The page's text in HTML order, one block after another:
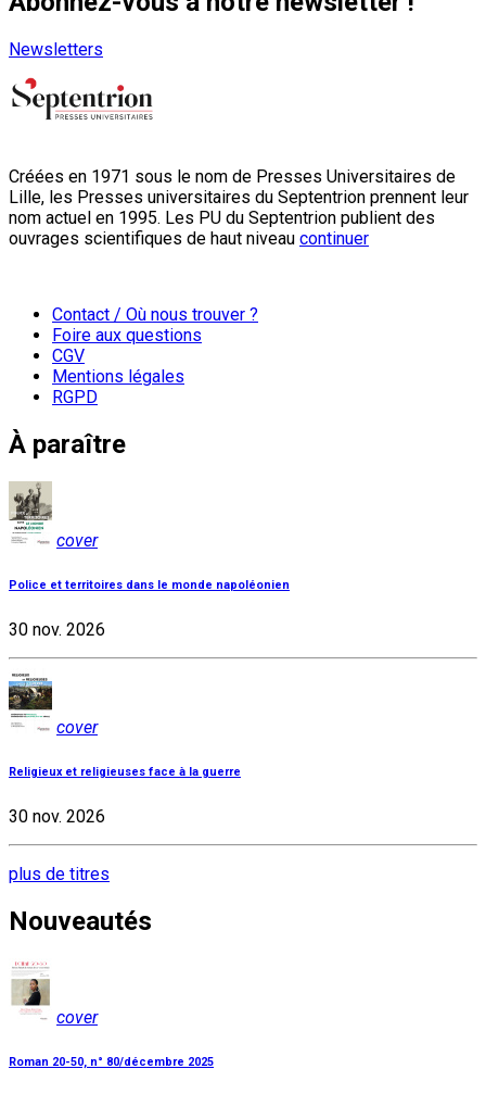
Newsletters
Créées en 1971 sous le nom de Presses Universitaires de
Lille, les Presses universitaires du Septentrion prennent leur
nom actuel en 1995. Les PU du Septentrion publient des
ouvrages scientifiques de haut niveau continuer
Contact / Où nous trouver ?
Foire aux questions
CGV
Mentions légales
RGPD
À paraître
cover
Police et territoires dans le monde napoléonien
30 nov. 2026
cover
Religieux et religieuses face à la guerre
30 nov. 2026
plus de titres
Nouveautés
cover
Roman 20-50, n° 80/décembre 2025